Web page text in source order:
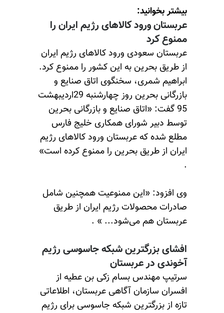
بیشتر بخوانید:
عربستان ورود کالاهای رژیم ایران را
ممنوع کرد
عربستان سعودی ورود کالاهای رژیم ایران
از طریق بحرین به این کشور را ممنوع کرد.
ابراهیم شمری، سخنگوی اتاق صنایع و
بازرگانی بحرین روز چهارشنبه 29اردیبهشت
95 گفت: «اتاق صنایع و بازرگانی بحرین
توسط دبیر شورای همکاری خلیج فارس
مطلع شده که عربستان ورود کالاهای رژیم
ایران از طریق بحرین را ممنوع کرده است»
.
وی افزود: «این ممنوعیت همچنین شامل
صادرات محصولات رژیم ایران از طریق
عربستان هم می‌شود... » .
افشای بزرگترین شبکه جاسوسی رژیم
آخوندی در عربستان
سرتیپ مهندس بسام زکی بن عطیه از
افسران سازمان آگاهی عربستان، اطلاعاتی
تازه از بزرگترین شبکه جاسوسی برای رژیم